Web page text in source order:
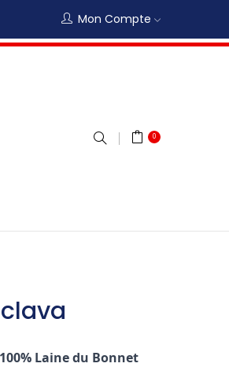
Mon Compte
0
Laine du Bonnet